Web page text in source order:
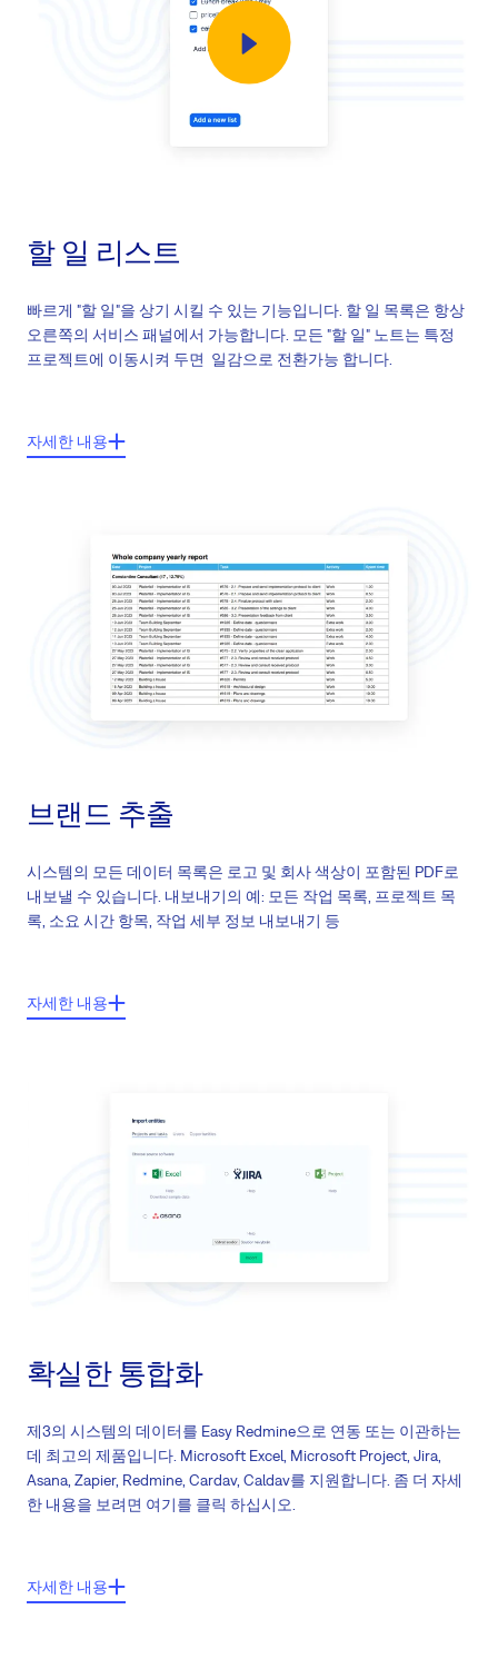
할 일 리스트
빠르게 "할 일"을 상기 시킬 수 있는 기능입니다. 할 일 목록은 항상
오른쪽의 서비스 패널에서 가능합니다. 모든 "할 일" 노트는 특정
프로젝트에 이동시켜 두면 일감으로 전환가능 합니다.
"할 일" 노트로 부터 드레그& 드롭을 이용하여 새로운 일감 생성
드레그 & 드롭을 이용하여 존재하는 일감을 "할 일" 노트로 추가
서로 다른 목록을 위한 "할 일" 노트의 분리 가능
자세한 내용
브랜드 추출
시스템의 모든 데이터 목록은 로고 및 회사 색상이 포함된 PDF로
내보낼 수 있습니다. 내보내기의 예: 모든 작업 목록, 프로젝트 목
록, 소요 시간 항목, 작업 세부 정보 내보내기 등
내보내기 테마의 쉬운 정의
내보내는 콘텐츠의 정의 가능한 레이아웃
자세한 내용
확실한 통합화
제3의 시스템의 데이터를 Easy Redmine으로 연동 또는 이관하는
데 최고의 제품입니다. Microsoft Excel, Microsoft Project, Jira,
Asana, Zapier, Redmine, Cardav, Caldav를 지원합니다. 좀 더 자세
한 내용을 보려면 여기를 클릭 하십시오.
자세한 내용